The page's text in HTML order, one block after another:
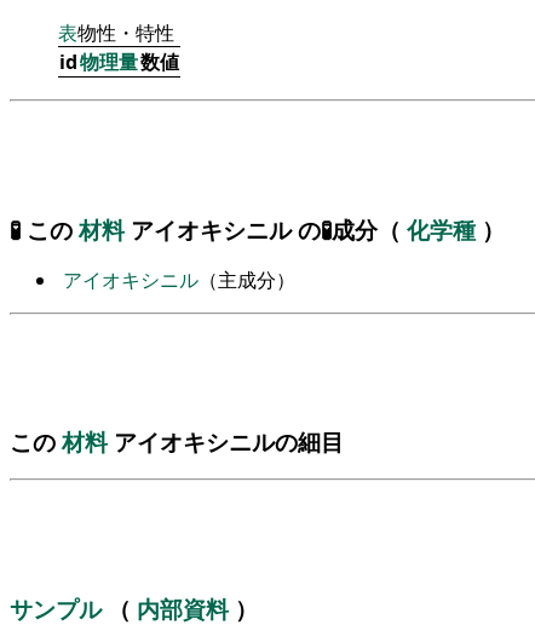
表物性・特性
id物理量数値
🧪 この材料 アイオキシニル の🧪成分（ 化学種 ）
アイオキシニル （主成分）
この材料 アイオキシニルの細目
サンプル （ 内部資料 ）